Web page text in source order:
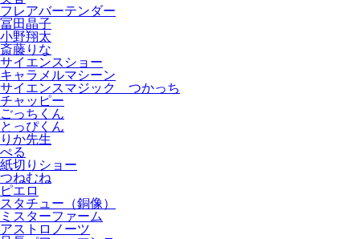
フレアバーテンダー
冨田晶子
小野翔太
斎藤りな
サイエンスショー
キャラメルマシーン
サイエンスマジック つかっち
チャッピー
ごっちくん
とっぴくん
りか先生
ぺる
紙切りショー
つねむね
ピエロ
スタチュー（銅像）
ミスターファーム
アストロノーツ